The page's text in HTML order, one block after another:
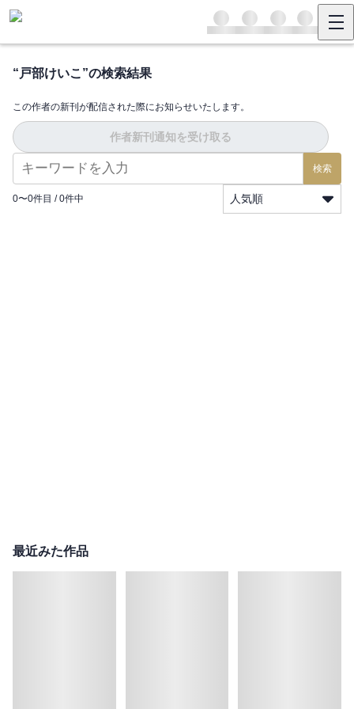
“ 戸部けいこ ”の検索結果
この作者の新刊が配信された際にお知らせいたします。
作者新刊通知を受け取る
検索
0〜0件目 / 0件中 人気順
最近みた作品